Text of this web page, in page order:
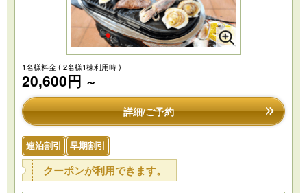
1名様料金( 2名様1棟利用時 )
20,600円 ～
詳細/ご予約
連泊割引 早期割引
クーポンが利用できます。